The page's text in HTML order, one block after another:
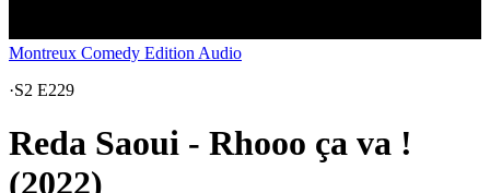
Montreux Comedy Edition Audio
·S2 E229
Reda Saoui - Rhooo ça va !
(2022)